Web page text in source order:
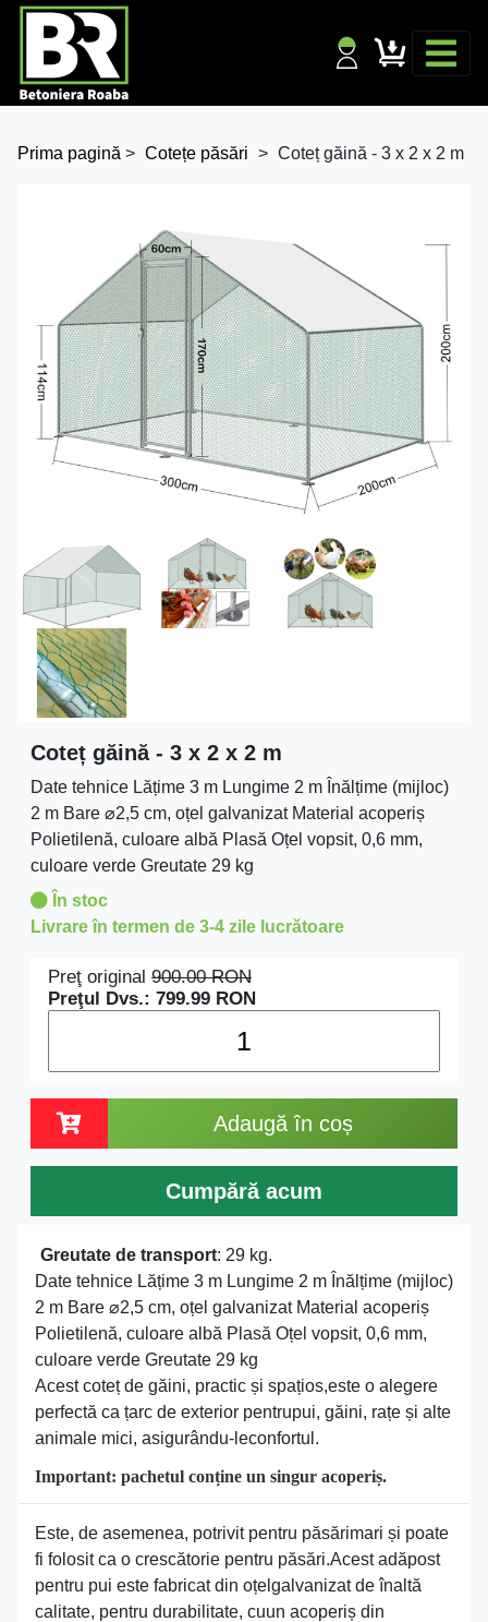
Prima pagină > Cotețe păsări > Coteț găină - 3 x 2 x 2 m
Coteț găină - 3 x 2 x 2 m
Date tehnice Lățime 3 m Lungime 2 m Înălțime (mijloc)
2 m Bare ⌀2,5 cm, oțel galvanizat Material acoperiș
Polietilenă, culoare albă Plasă Oțel vopsit, 0,6 mm,
culoare verde Greutate 29 kg
În stoc
Livrare în termen de 3-4 zile lucrătoare
Preţ original 900.00RON
Preţul Dvs.: 799.99 RON
Adaugă în coș
Cumpără acum
Greutate de transport: 29 kg.
Date tehnice Lățime 3 m Lungime 2 m Înălțime (mijloc)
2 m Bare ⌀2,5 cm, oțel galvanizat Material acoperiș
Polietilenă, culoare albă Plasă Oțel vopsit, 0,6 mm,
culoare verde Greutate 29 kg
Acest coteț de găini, practic și spațios,este o alegere
perfectă ca țarc de exterior pentrupui, găini, rațe și alte
animale mici, asigurându-leconfortul.
Important: pachetul conține un singur acoperiș.
Este, de asemenea, potrivit pentru păsărimari și poate
fi folosit ca o crescătorie pentru păsări.Acest adăpost
pentru pui este fabricat din oțelgalvanizat de înaltă
calitate, pentru durabilitate, cuun acoperiș din